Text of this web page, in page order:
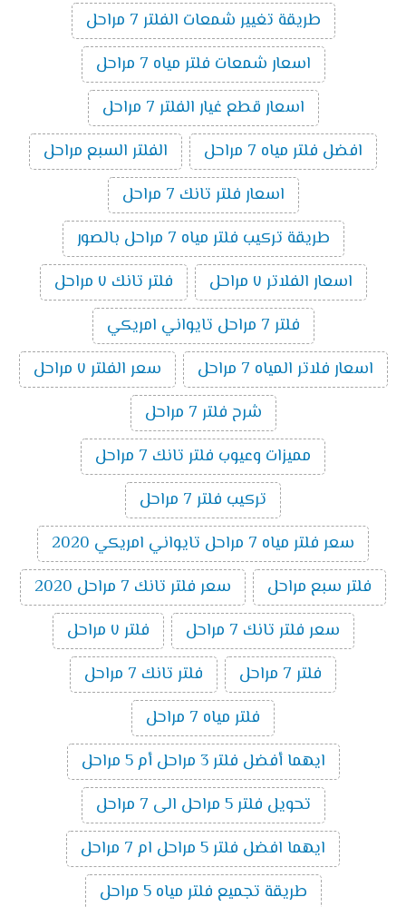
طريقة تغيير شمعات الفلتر 7 مراحل
اسعار شمعات فلتر مياه 7 مراحل
اسعار قطع غيار الفلتر 7 مراحل
افضل فلتر مياه 7 مراحل
الفلتر السبع مراحل
اسعار فلتر تانك 7 مراحل
طريقة تركيب فلتر مياه 7 مراحل بالصور
اسعار الفلاتر ٧ مراحل
فلتر تانك ٧ مراحل
فلتر 7 مراحل تايواني امريكي
اسعار فلاتر المياه 7 مراحل
سعر الفلتر ٧ مراحل
شرح فلتر 7 مراحل
مميزات وعيوب فلتر تانك 7 مراحل
تركيب فلتر 7 مراحل
سعر فلتر مياه 7 مراحل تايواني امريكي 2020
فلتر سبع مراحل
سعر فلتر تانك 7 مراحل 2020
سعر فلتر تانك 7 مراحل
فلتر ٧ مراحل
فلتر 7 مراحل
فلتر تانك 7 مراحل
فلتر مياه 7 مراحل
ايهما أفضل فلتر 3 مراحل أم 5 مراحل
تحويل فلتر 5 مراحل الى 7 مراحل
ايهما افضل فلتر 5 مراحل ام 7 مراحل
طريقة تجميع فلتر مياه 5 مراحل